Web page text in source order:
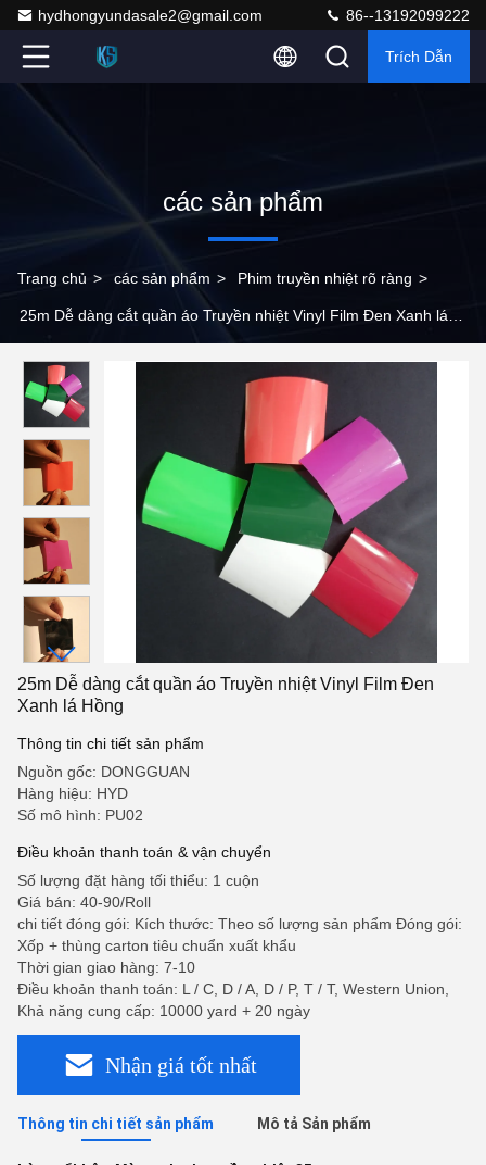
hydhongyundasale2@gmail.com 86--13192099222
Trích Dẫn
các sản phẩm
Trang chủ > các sản phẩm > Phim truyền nhiệt rõ ràng >
25m Dễ dàng cắt quần áo Truyền nhiệt Vinyl Film Đen Xanh lá
25m Dễ dàng cắt quần áo Truyền nhiệt Vinyl Film Đen
Xanh lá Hồng
Thông tin chi tiết sản phẩm
Nguồn gốc: DONGGUAN
Hàng hiệu: HYD
Số mô hình: PU02
Điều khoản thanh toán & vận chuyển
Số lượng đặt hàng tối thiểu: 1 cuộn
Giá bán: 40-90/Roll
chi tiết đóng gói: Kích thước: Theo số lượng sản phẩm Đóng gói:
Xốp + thùng carton tiêu chuẩn xuất khẩu
Thời gian giao hàng: 7-10
Điều khoản thanh toán: L / C, D / A, D / P, T / T, Western Union,
Khả năng cung cấp: 10000 yard + 20 ngày
Nhận giá tốt nhất
Thông tin chi tiết sản phẩm Mô tả Sản phẩm